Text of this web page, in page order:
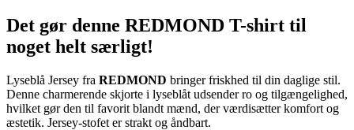
Det gør denne REDMOND T-shirt til
noget helt særligt!
Lyseblå Jersey fra REDMOND bringer friskhed til din daglige stil.
Denne charmerende skjorte i lyseblåt udsender ro og tilgængelighed,
hvilket gør den til favorit blandt mænd, der værdisætter komfort og
æstetik. Jersey-stofet er strakt og åndbart.